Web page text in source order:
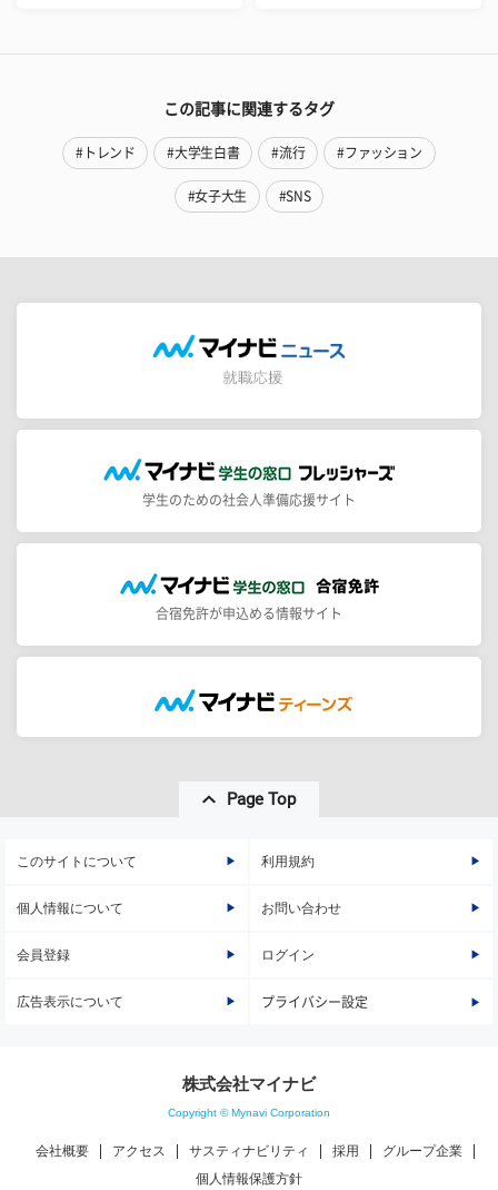
この記事に関連するタグ
#トレンド #大学生白書 #流行 #ファッション
#女子大生 #SNS
学生のための社会人準備応援サイト
合宿免許が申込める情報サイト
Page Top
このサイトについて 利用規約
個人情報について お問い合わせ
会員登録 ログイン
広告表示について プライバシー設定
株式会社マイナビ
Copyright © Mynavi Corporation
会社概要 アクセス サスティナビリティ 採用
グループ企業
個人情報保護方針